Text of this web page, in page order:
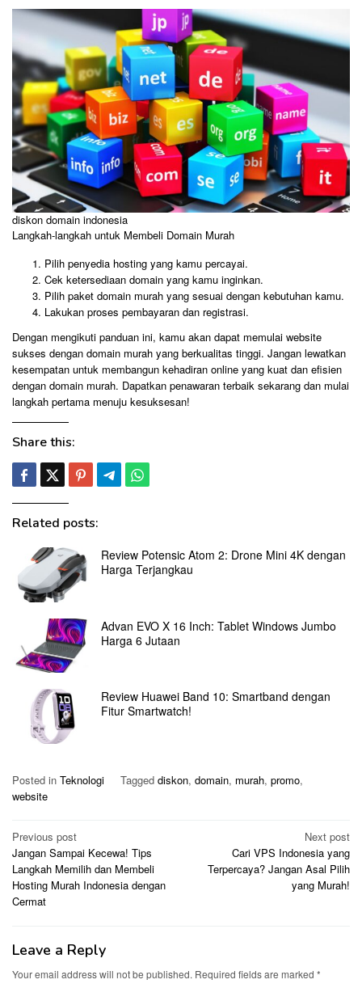
diskon domain indonesia
Langkah-langkah untuk Membeli Domain Murah
Pilih penyedia hosting yang kamu percayai.
Cek ketersediaan domain yang kamu inginkan.
Pilih paket domain murah yang sesuai dengan kebutuhan kamu.
Lakukan proses pembayaran dan registrasi.
Dengan mengikuti panduan ini, kamu akan dapat memulai website
sukses dengan domain murah yang berkualitas tinggi. Jangan lewatkan
kesempatan untuk membangun kehadiran online yang kuat dan efisien
dengan domain murah. Dapatkan penawaran terbaik sekarang dan mulai
langkah pertama menuju kesuksesan!
Share this:
Related posts:
Review Potensic Atom 2: Drone Mini 4K dengan
Harga Terjangkau
Advan EVO X 16 Inch: Tablet Windows Jumbo
Harga 6 Jutaan
Review Huawei Band 10: Smartband dengan
Fitur Smartwatch!
Posted in Teknologi Tagged diskon, domain, murah, promo,
website
Post
navigation
Previous post
Jangan Sampai Kecewa! Tips
Langkah Memilih dan Membeli
Hosting Murah Indonesia dengan
Cermat
Next post
Cari VPS Indonesia yang
Terpercaya? Jangan Asal Pilih
yang Murah!
Leave a Reply
Your email address will not be published. Required fields are marked *